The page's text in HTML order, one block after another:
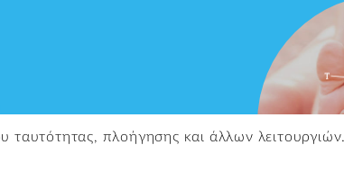
ταυτότητας, πλοήγησης και άλλων